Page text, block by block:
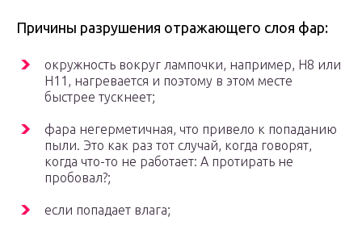
Причины разрушения отражающего слоя фар:
окружность вокруг лампочки, например, H8 или
Н11, нагревается и поэтому в этом месте
быстрее тускнеет;
фара негерметичная, что привело к попаданию
пыли. Это как раз тот случай, когда говорят,
когда что-то не работает: А протирать не
пробовал?;
если попадает влага;